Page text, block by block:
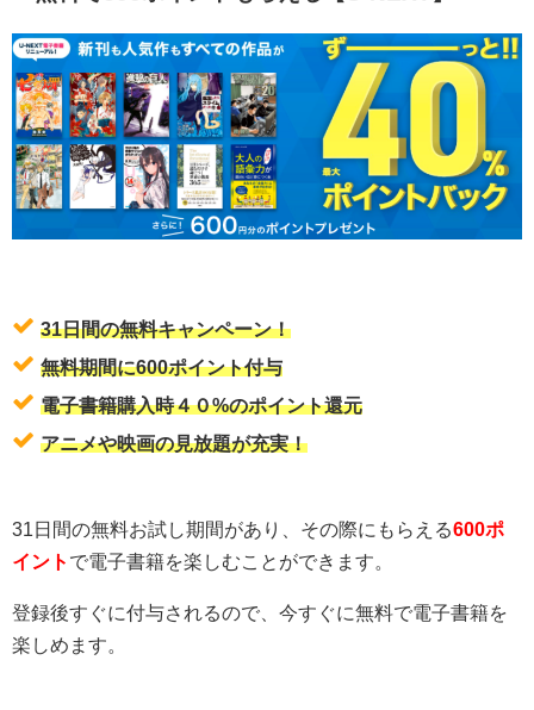
31日間の無料キャンペーン！
無料期間に600ポイント付与
電子書籍購入時４０%のポイント還元
アニメや映画の見放題が充実！
31日間の無料お試し期間があり、その際にもらえる600ポ
イント で電子書籍を楽しむことができます。
登録後すぐに付与されるので、今すぐに無料で電子書籍を
楽しめます。